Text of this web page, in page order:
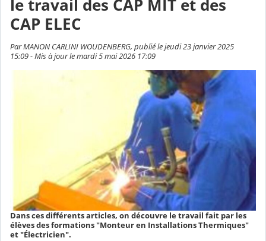
le travail des CAP MIT et des
CAP ELEC
Par MANON CARLINI WOUDENBERG, publié le jeudi 23 janvier 2025
15:09 - Mis à jour le mardi 5 mai 2026 17:09
Dans ces différents articles, on découvre le travail fait par les
élèves des formations "Monteur en Installations Thermiques"
et "Électricien".